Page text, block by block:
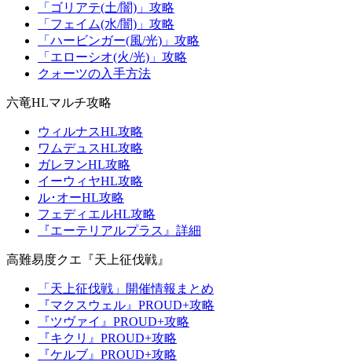
「ゴリアテ(土/闇)」攻略
「フェイム(水/闇)」攻略
「ハービンガー(風/光)」攻略
「エローシオ(火/光)」攻略
クォーツの入手方法
六竜HLマルチ攻略
ウィルナスHL攻略
ワムデュスHL攻略
ガレヲンHL攻略
イーウィヤHL攻略
ル･オーHL攻略
フェディエルHL攻略
『エーテリアルプラス』詳細
高難易度クエ『天上征伐戦』
「天上征伐戦」開催情報まとめ
『マクスウェル』PROUD+攻略
『ツヴァイ』PROUD+攻略
『キクリ』PROUD+攻略
『ケルブ』PROUD+攻略